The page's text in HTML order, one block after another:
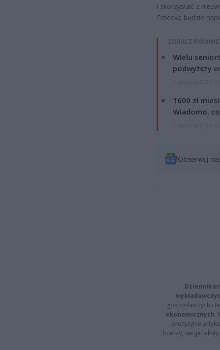
i skorzystać z
Dziecka będzie
ZOBACZ
Wielu
podwyższy
1600 zł
Wiadomo,
Obserwuj
gospodarczych i
ekonomicznych.
precyzyjne
branży, swoje